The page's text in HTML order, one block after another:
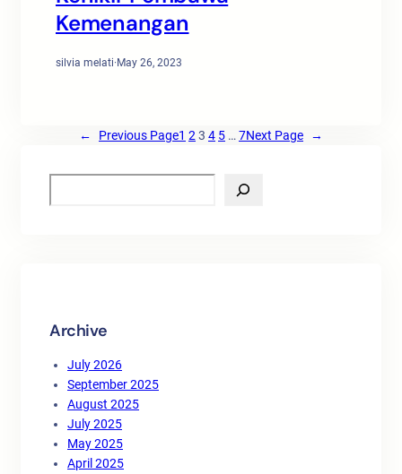
Kemenangan
silvia melati·May 26, 2023
← Previous Page1 2 3 4 5 … 7Next Page →
e
Archive
July 2026
September 2025
August 2025
July 2025
May 2025
April 2025